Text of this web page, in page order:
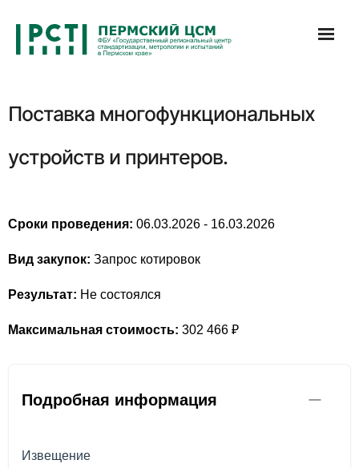
содержимому
Поставка многофункциональных
устройств и принтеров.
Сроки проведения: 06.03.2026 - 16.03.2026
Вид закупок: Запрос котировок
Результат: Не состоялся
Максимальная стоимость: 302 466 ₽
Подробная информация
Извещение